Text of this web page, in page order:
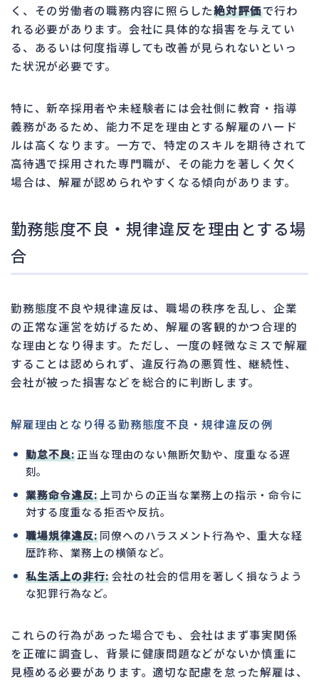
く、その労働者の職務内容に照らした絶対評価で行わ
れる必要があります。会社に具体的な損害を与えてい
る、あるいは何度指導しても改善が見られないといっ
た状況が必要です。
特に、新卒採用者や未経験者には会社側に教育・指導
義務があるため、能力不足を理由とする解雇のハード
ルは高くなります。一方で、特定のスキルを期待されて
高待遇で採用された専門職が、その能力を著しく欠く
場合は、解雇が認められやすくなる傾向があります。
勤務態度不良・規律違反を理由とする場
合
勤務態度不良や規律違反は、職場の秩序を乱し、企業
の正常な運営を妨げるため、解雇の客観的かつ合理的
な理由となり得ます。ただし、一度の軽微なミスで解雇
することは認められず、違反行為の悪質性、継続性、
会社が被った損害などを総合的に判断します。
解雇理由となり得る勤務態度不良・規律違反の例
勤怠不良:正当な理由のない無断欠勤や、度重なる遅
刻。
業務命令違反:上司からの正当な業務上の指示・命令に
対する度重なる拒否や反抗。
職場規律違反:同僚へのハラスメント行為や、重大な経
歴詐称、業務上の横領など。
私生活上の非行:会社の社会的信用を著しく損なうよう
な犯罪行為など。
これらの行為があった場合でも、会社はまず事実関係
を正確に調査し、背景に健康問題などがないか慎重に
見極める必要があります。適切な配慮を怠った解雇は、